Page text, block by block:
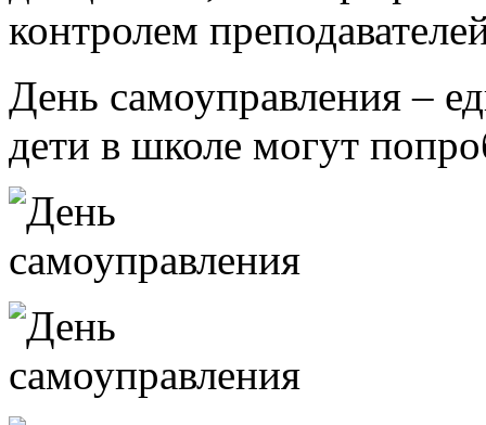
контролем
День самоуправления –
дети в школе могут